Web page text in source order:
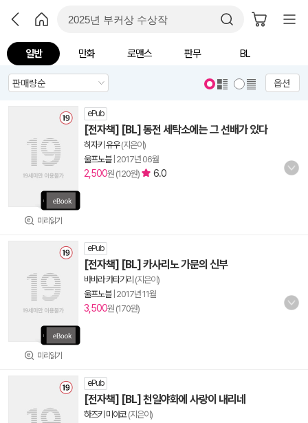
일반 만화 로맨스 판무 BL
옵션
미리읽기
ePub
[전자책] [BL] 동전 세탁소에는 그 선배가 있다
히자키 유우(지은이)
울프노블| 2017년 06월
2,500원 (120원) 6.0
미리읽기
ePub
[전자책] [BL] 카사리노 가문의 신부
바바라 카타기리 (지은이)
울프노블| 2017년 11월
3,500원 (170원)
ePub
[전자책] [BL] 천일야화에 사랑이 내리네
하즈키 미야코(지은이)